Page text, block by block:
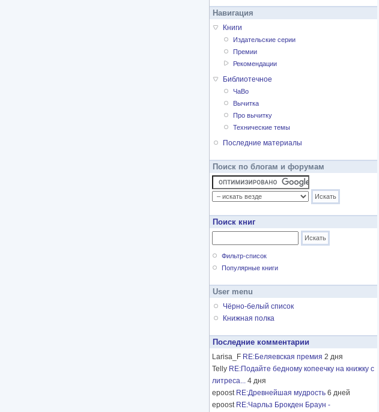
Навигация
Книги
Издательские серии
Премии
Рекомендации
Библиотечное
ЧаВо
Вычитка
Про вычитку
Технические темы
Последние материалы
Поиск по блогам и форумам
Поиск книг
Фильтр-список
Популярные книги
User menu
Чёрно-белый список
Книжная полка
Последние комментарии
Larisa_F RE:Беляевская премия 2 дня
Telly RE:Подайте бедному копеечку на книжку с
литреса... 4 дня
epoost RE:Древнейшая мудрость 6 дней
epoost RE:Чарльз Брокден Браун -